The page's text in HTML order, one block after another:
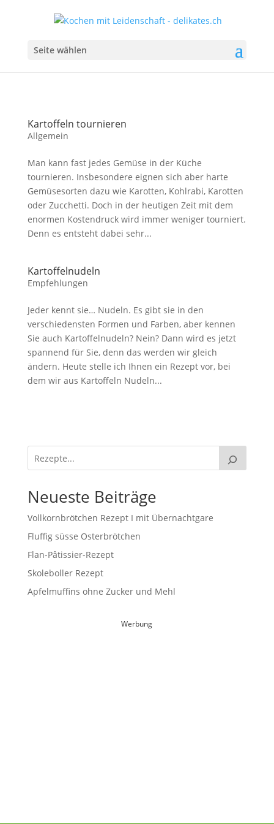
Seite wählen
Kartoffeln tournieren
Allgemein
Man kann fast jedes Gemüse in der Küche
tournieren. Insbesondere eignen sich aber harte
Gemüsesorten dazu wie Karotten, Kohlrabi, Karotten
oder Zucchetti. Doch in der heutigen Zeit mit dem
enormen Kostendruck wird immer weniger tourniert.
Denn es entsteht dabei sehr...
Kartoffelnudeln
Empfehlungen
Jeder kennt sie… Nudeln. Es gibt sie in den
verschiedensten Formen und Farben, aber kennen
Sie auch Kartoffelnudeln? Nein? Dann wird es jetzt
spannend für Sie, denn das werden wir gleich
ändern. Heute stelle ich Ihnen ein Rezept vor, bei
dem wir aus Kartoffeln Nudeln...
Neueste Beiträge
Vollkornbrötchen Rezept I mit Übernachtgare
Fluffig süsse Osterbrötchen
Flan-Pâtissier-Rezept
Skoleboller Rezept
Apfelmuffins ohne Zucker und Mehl
Werbung